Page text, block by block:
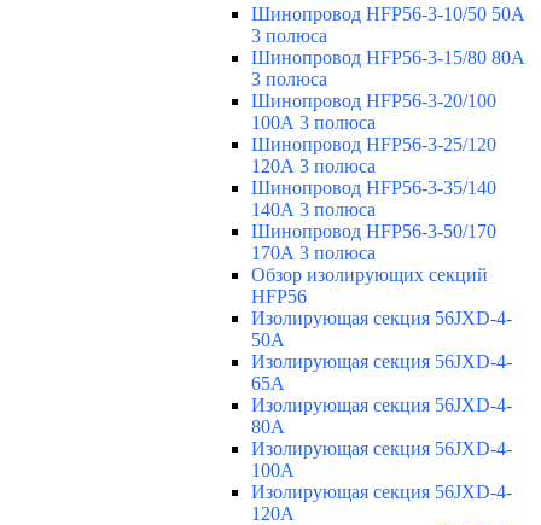
Шинопровод HFP56-3-10/50 50А
3 полюса
Шинопровод HFP56-3-15/80 80А
3 полюса
Шинопровод HFP56-3-20/100
100А 3 полюса
Шинопровод HFP56-3-25/120
120А 3 полюса
Шинопровод HFP56-3-35/140
140А 3 полюса
Шинопровод HFP56-3-50/170
170А 3 полюса
Обзор изолирующих секций
HFP56
Изолирующая секция 56JXD-4-
50A
Изолирующая секция 56JXD-4-
65A
Изолирующая секция 56JXD-4-
80A
Изолирующая секция 56JXD-4-
100A
Изолирующая секция 56JXD-4-
120A